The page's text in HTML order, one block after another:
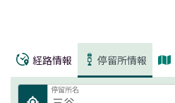
経路情報 停留所情報
停留所名